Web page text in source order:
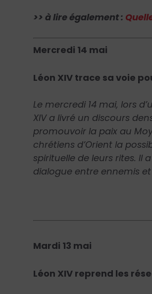
>> à lire également :
Mercredi 14 mai
Léon XIV trace sa voie
Le mercredi 14 mai, lors
XIV a livré un discours
promouvoir la paix au
chrétiens d’Orient la
spirituelle de leurs rites. Il
dialogue entre ennemis
Mardi 13 mai
Léon XIV reprend les